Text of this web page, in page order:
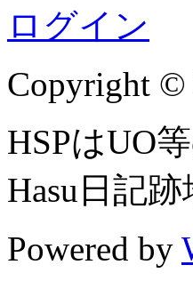
ログイン
Copyright ©
HSPはUO
Hasu日記
Powered by